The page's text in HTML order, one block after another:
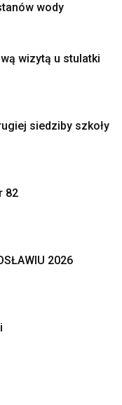
wody
wizytą u stulatki
siedziby szkoły
82
2026